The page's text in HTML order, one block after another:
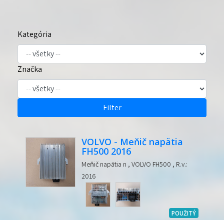
Kategória
Značka
Filter
VOLVO - Meňič napätia
FH500 2016
Meňič napätia n , VOLVO FH500 , R.v.:
2016
POUŽITÝ